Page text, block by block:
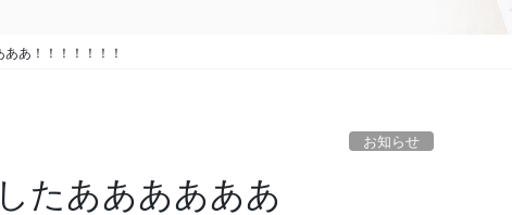
あ！！！！！！！
お知らせ
たああああああ